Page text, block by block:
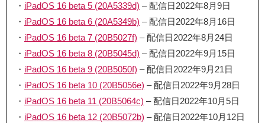
・ iPadOS 16 beta 5 (20A5339d) – 配信日2022年8月9日
・ iPadOS 16 beta 6 (20A5349b) – 配信日2022年8月16日
・ iPadOS 16 beta 7 (20B5027f) – 配信日2022年8月24日
・ iPadOS 16 beta 8 (20B5045d) – 配信日2022年9月15日
・ iPadOS 16 beta 9 (20B5050f) – 配信日2022年9月21日
・ iPadOS 16 beta 10 (20B5056e) – 配信日2022年9月28日
・ iPadOS 16 beta 11 (20B5064c) – 配信日2022年10月5日
・ iPadOS 16 beta 12 (20B5072b) – 配信日2022年10月12日